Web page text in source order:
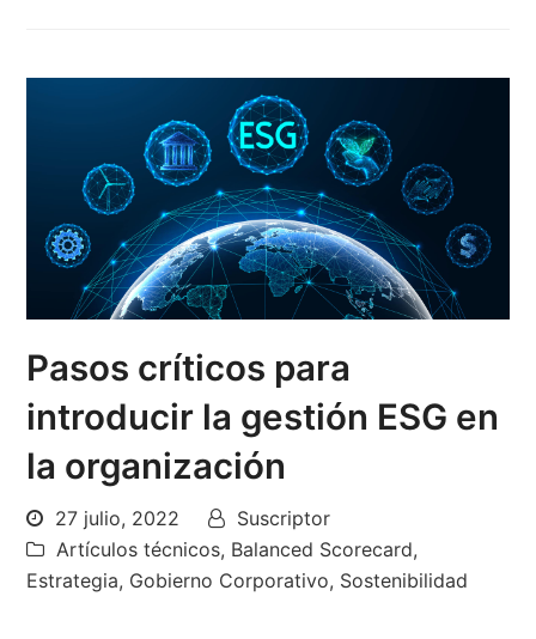
Pasos críticos para
introducir la gestión ESG en
la organización
27 julio, 2022
Suscriptor
Artículos técnicos, Balanced Scorecard,
Estrategia, Gobierno Corporativo, Sostenibilidad